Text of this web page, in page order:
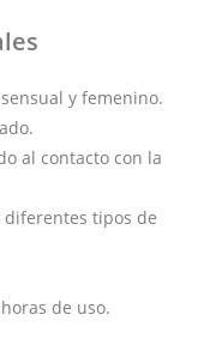
y femenino.
al contacto con la
diferentes tipos de
de uso.